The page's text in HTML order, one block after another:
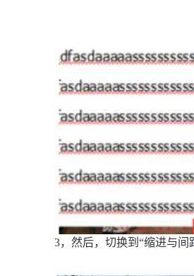
3，然后，切换到“缩进与间